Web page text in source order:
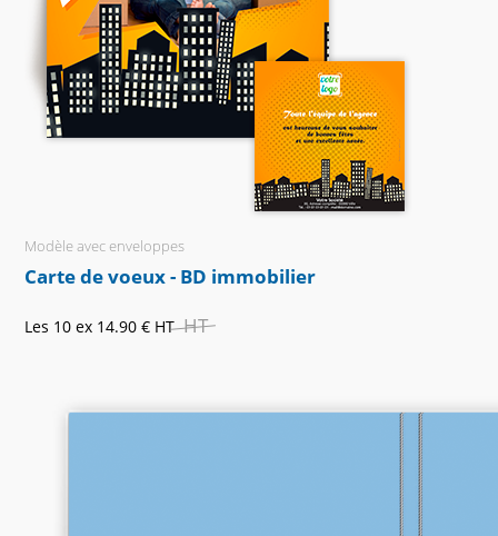
Modèle avec enveloppes
Carte de voeux - BD immobilier
Les 10 ex 14.90 € HT HT